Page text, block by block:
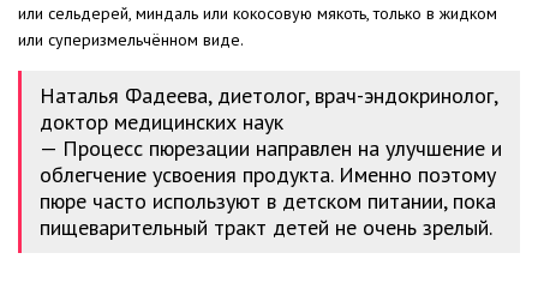
или сельдерей, миндаль или кокосовую мякоть, только в жидком
или суперизмельчённом виде.
Наталья Фадеева, диетолог, врач-эндокринолог,
доктор медицинских наук
— Процесс пюрезации направлен на улучшение и
облегчение усвоения продукта. Именно поэтому
пюре часто используют в детском питании, пока
пищеварительный тракт детей не очень зрелый.